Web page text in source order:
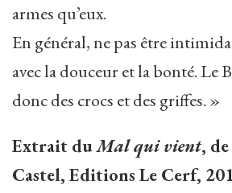
armes qu’eux.
En général, ne pas être
avec la douceur et la bonté. Le
donc des crocs et des griffes. »
Extrait duMal qui vient,
Castel, Editions Le Cerf,